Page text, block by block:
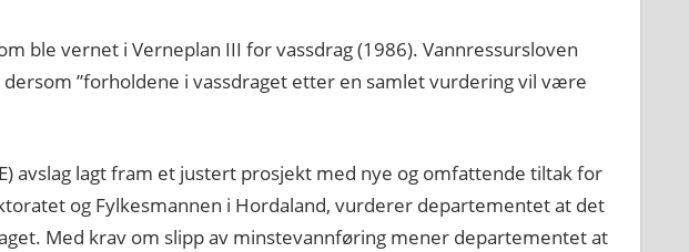
ble vernet i Verneplan III for vassdrag (1986). Vannressursloven
”forholdene i vassdraget etter en samlet vurdering vil være
avslag lagt fram et justert prosjekt med nye og omfattende tiltak for
og Fylkesmannen i Hordaland, vurderer departementet at det
Med krav om slipp av minstevannføring mener departementet at